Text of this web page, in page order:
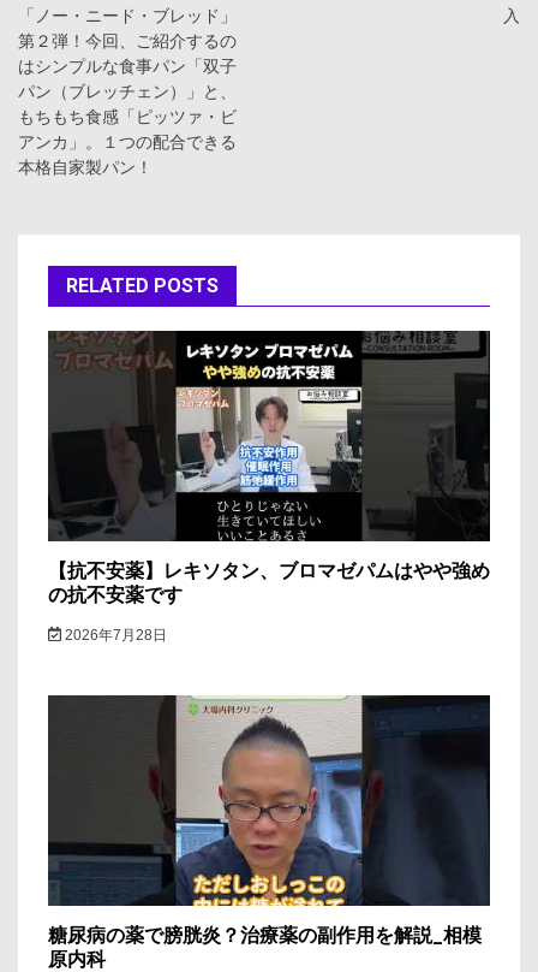
ナ
ビ
ゲ
ン
「ノー・ニード・ブレッド」
第２弾！今回、ご紹介するの
はシンプルな食事パン「双子
パン（ブレッチェン）」と、
もちもち食感「ピッツァ・ビ
アンカ」。１つの配合できる
本格自家製パン！
入
RELATED POSTS
【抗不安薬】レキソタン、ブロマゼパムはやや強め
の抗不安薬です
2026年7月28日
糖尿病の薬で膀胱炎？治療薬の副作用を解説_相模
原内科